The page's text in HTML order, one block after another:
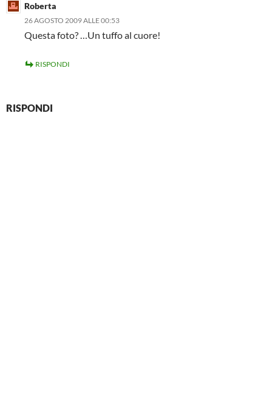
Roberta
26 AGOSTO 2009 ALLE 00:53
Questa foto? …Un tuffo al cuore!
RISPONDI
RISPONDI